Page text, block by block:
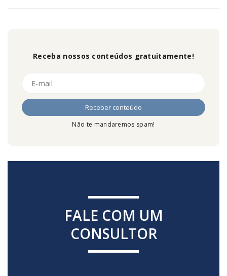
Receba nossos conteúdos gratuitamente!
Não te mandaremos spam!
FALE COM UM
CONSULTOR